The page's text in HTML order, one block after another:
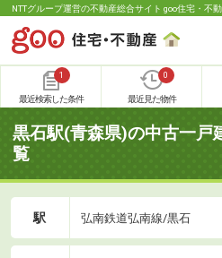
NTTグループ運営の不動産総合サイト goo住宅・不
1
最近検索した条件
0
最近見た物件
黒石駅(青森県)の中古一戸
覧
駅 弘南鉄道弘南線/黒石